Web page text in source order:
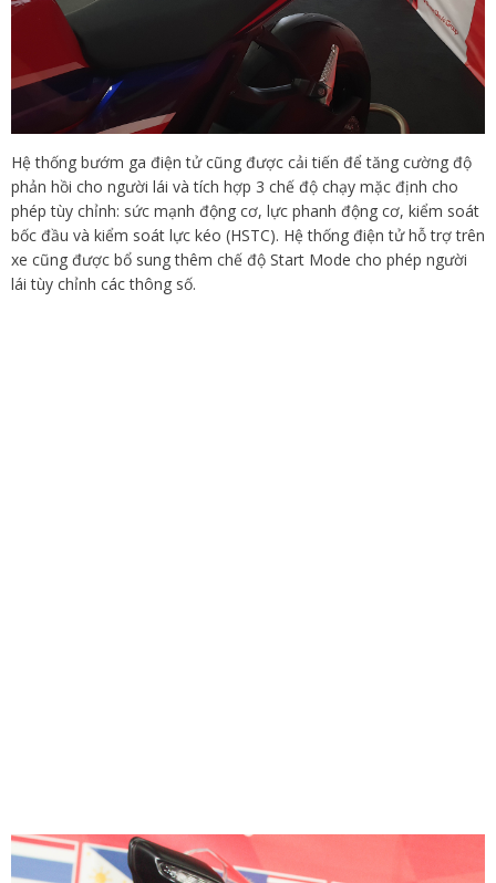
Hệ thống bướm ga điện tử cũng được cải tiến để tăng cường độ
phản hồi cho người lái và tích hợp 3 chế độ chạy mặc định cho
phép tùy chỉnh: sức mạnh động cơ, lực phanh động cơ, kiểm soát
bốc đầu và kiểm soát lực kéo (HSTC). Hệ thống điện tử hỗ trợ trên
xe cũng được bổ sung thêm chế độ Start Mode cho phép người
lái tùy chỉnh các thông số.